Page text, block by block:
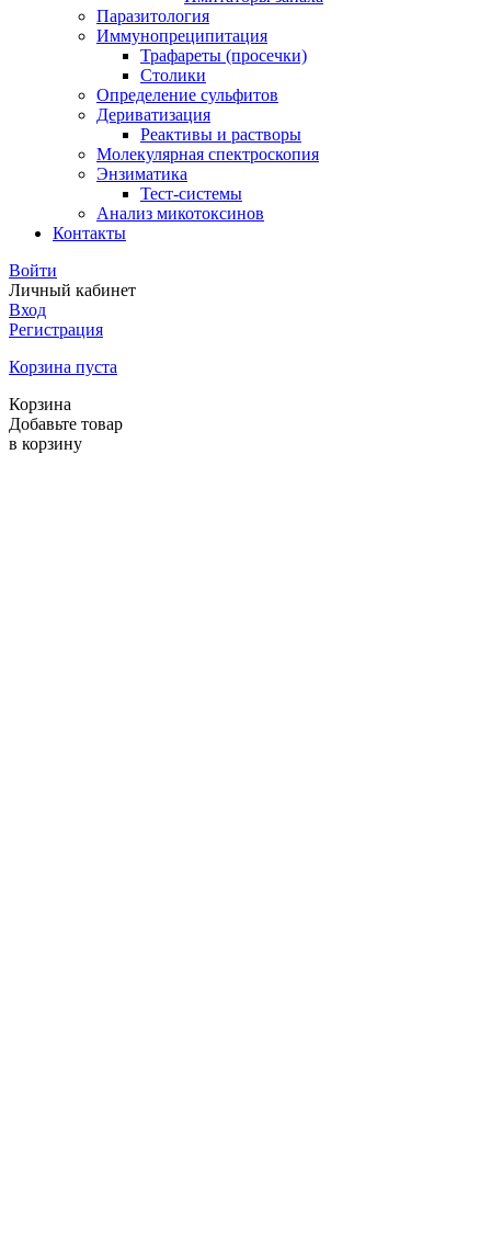
Паразитология
Иммунопреципитация
Трафареты (просечки)
Столики
Определение сульфитов
Дериватизация
Реактивы и растворы
Молекулярная спектроскопия
Энзиматика
Тест-системы
Анализ микотоксинов
Контакты
Войти
Личный кабинет
Вход
Регистрация
Корзина пуста
Корзина
Добавьте товар
в корзину